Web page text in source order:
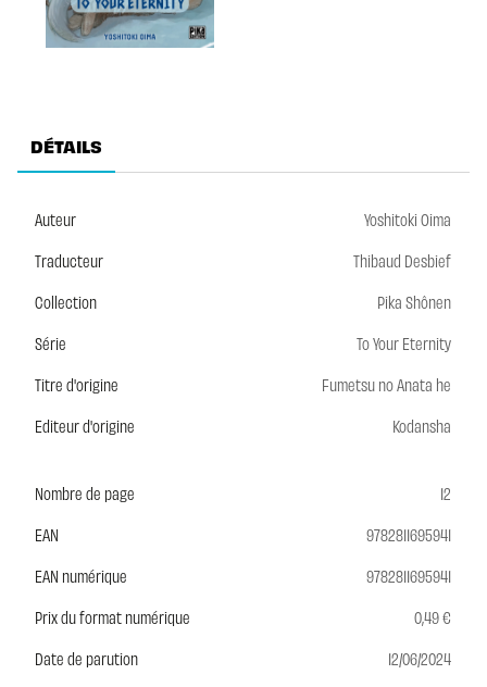
DÉTAILS
Auteur
Yoshitoki Oima
Traducteur
Thibaud Desbief
Collection
Pika Shônen
Série
To Your Eternity
Titre d'origine
Fumetsu no Anata he
Editeur d'origine
Kodansha
Nombre de page
12
EAN
9782811695941
EAN numérique
9782811695941
Prix du format numérique
0,49 €
Date de parution
12/06/2024